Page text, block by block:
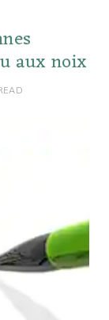
aux noix